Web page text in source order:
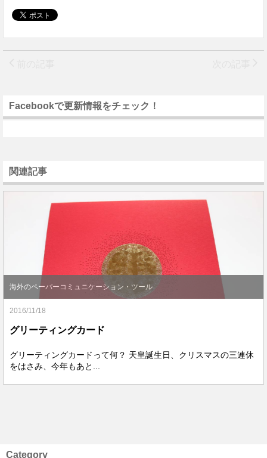
Facebookで更新情報をチェック！
関連記事
海外のペーパーコミュニケーション・ツール
2016/11/18
グリーティングカード
グリーティングカードって何？ 天皇誕生日、クリスマスの三連休
をはさみ、今年もあと...
Category